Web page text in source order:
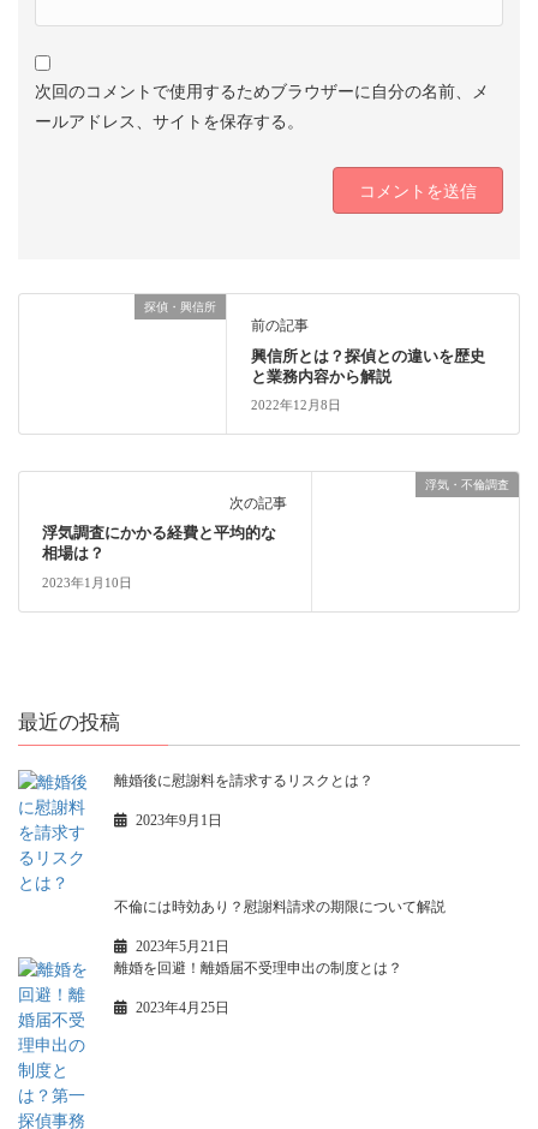
次回のコメントで使用するためブラウザーに自分の名前、メ
ールアドレス、サイトを保存する。
探偵・興信所
前の記事
興信所とは？探偵との違いを歴史
と業務内容から解説
2022年12月8日
浮気・不倫調査
次の記事
浮気調査にかかる経費と平均的な
相場は？
2023年1月10日
最近の投稿
離婚後に慰謝料を請求するリスクとは？
2023年9月1日
不倫には時効あり？慰謝料請求の期限について解説
2023年5月21日
離婚を回避！離婚届不受理申出の制度とは？
2023年4月25日